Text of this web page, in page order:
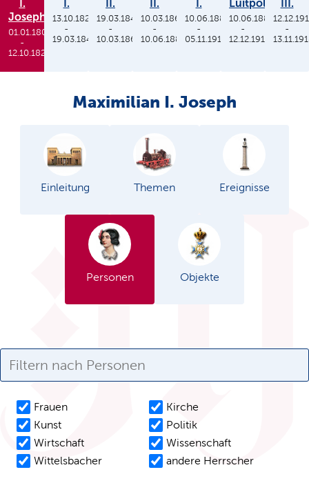
I.
Joseph
01.01.1806
-
12.10.1825
I.
13.10.1825
-
19.03.1848
II.
19.03.1848
-
10.03.1864
II.
10.03.1864
-
10.06.1886
I.
10.06.1886
-
05.11.1913
Luitpold
10.06.1886
-
12.12.1912
III.
-
Maximilian I. Joseph
Einleitung Themen Ereignisse
Personen Objekte
Frauen
Kirche
Kunst
Politik
Wirtschaft
Wissenschaft
Wittelsbacher
andere Herrscher